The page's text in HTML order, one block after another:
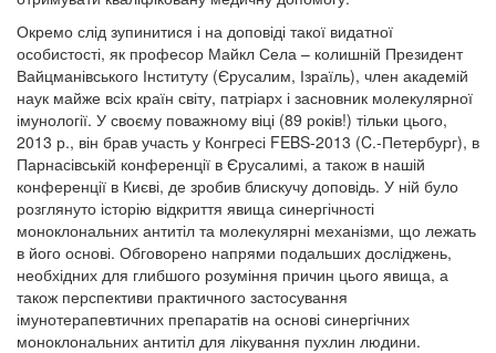
Окремо слід зупинитися і на доповіді такої видатної
особистості, як професор Майкл Села – колишній Президент
Вайцманівського Інституту (Єрусалим, Ізраїль), член академій
наук майже всіх країн світу, патріарх і засновник молекулярної
імунології. У своєму поважному віці (89 років!) тільки цього,
2013 р., він брав участь у Конгресі FEBS-2013 (C.-Петербург), в
Парнасівській конференції в Єрусалимі, а також в нашій
конференції в Києві, де зробив блискучу доповідь. У ній було
розглянуто історію відкриття явища синергічності
моноклональних антитіл та молекулярні механізми, що лежать
в його основі. Обговорено напрями подальших досліджень,
необхідних для глибшого розуміння причин цього явища, а
також перспективи практичного застосування
імунотерапевтичних препаратів на основі синергічних
моноклональних антитіл для лікування пухлин людини.